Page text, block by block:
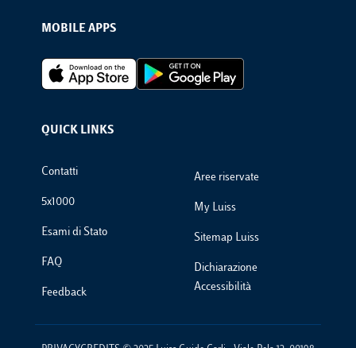
MOBILE APPS
Footer Apps
QUICK LINKS
Footer Links
Contatti
5x1000
Esami di Stato
FAQ
Feedback
Aree riservate
My Luiss
Sitemap Luiss
Dichiarazione
Accessibilità